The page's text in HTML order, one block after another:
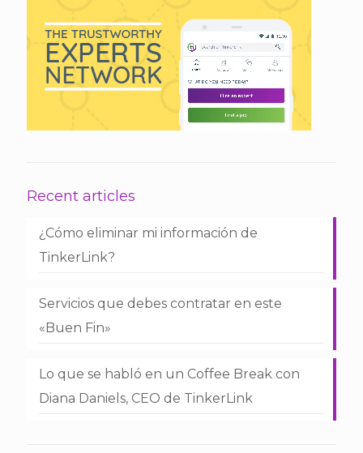
Recent articles
¿Cómo eliminar mi información de
TinkerLink?
Servicios que debes contratar en este
«Buen Fin»
Lo que se habló en un Coffee Break con
Diana Daniels, CEO de TinkerLink